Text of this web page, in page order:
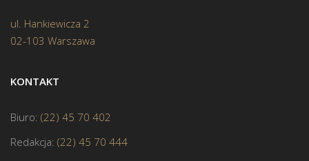
ul. Hankiewicza 2
02-103 Warszawa
KONTAKT
Biuro: (22) 45 70 402
Redakcja: (22) 45 70 444